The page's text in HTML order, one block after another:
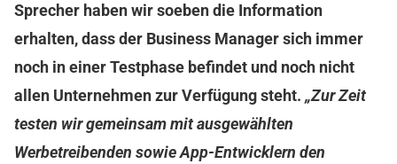
Sprecher haben wir soeben die Information
erhalten, dass der Business Manager sich immer
noch in einer Testphase befindet und noch nicht
allen Unternehmen zur Verfügung steht. „Zur Zeit
testen wir gemeinsam mit ausgewählten
Werbetreibenden sowie App-Entwicklern den